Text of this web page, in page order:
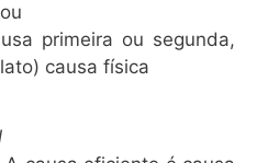
primeira ou segunda,
causa física